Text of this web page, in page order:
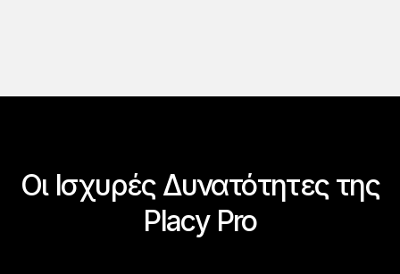
Οι Ισχυρές Δυνατότητες της
Placy Pro